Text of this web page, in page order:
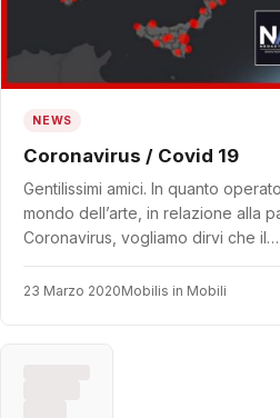
NEWS
Coronavirus / Covid 19
Gentilissimi amici. In quanto
mondo dell’arte, in relazione alla
Coronavirus, vogliamo dirvi che il…
23 Marzo 2020Mobilis in Mobili